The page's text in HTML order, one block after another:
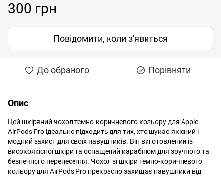
300 грн
Повідомити, коли з'явиться
До обраного Порівняти
Опис
Цей шкіряний чохол темно-коричневого кольору для Apple
AirPods Pro ідеально підходить для тих, хто шукає якісний і
модний захист для своїх навушників. Він виготовлений із
високоякісної шкіри та оснащений карабіном для зручного та
безпечного перенесення. Чохол зі шкіри темно-коричневого
кольору для AirPods Pro прекрасно захищає навушники від